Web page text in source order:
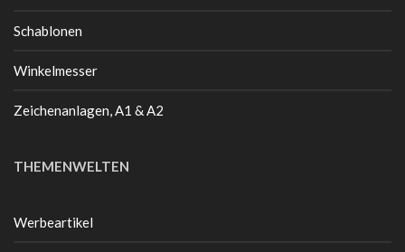
Schablonen
Winkelmesser
Zeichenanlagen, A1 & A2
THEMENWELTEN
Werbeartikel